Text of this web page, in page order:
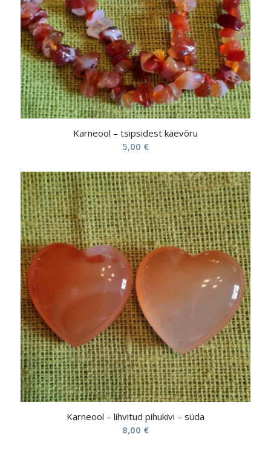
Karneool – tsipsidest käevõru
5,00 €
Karneool – lihvitud pihukivi – süda
8,00 €